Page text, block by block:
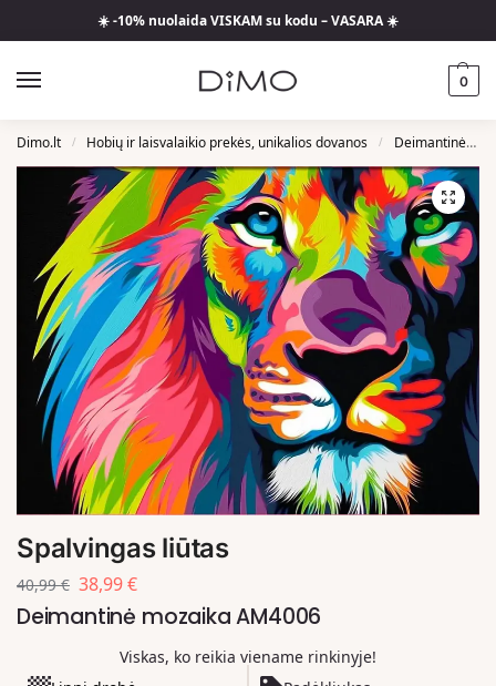
☀️ -10% nuolaida VISKAM su kodu – VASARA ☀️
0
Dimo.lt / Hobių ir laisvalaikio prekės, unikalios dovanos / Deimantinės Mozaikos
Spalvingas liūtas
40,99€ 38,99€
Deimantinė mozaika AM4006
Viskas, ko reikia viename rinkinyje!